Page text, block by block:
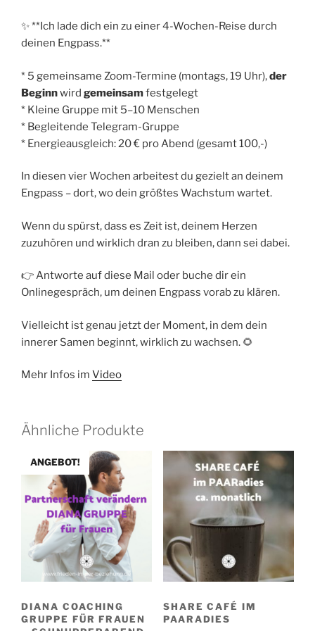
✨ **Ich lade dich ein zu einer 4-Wochen-Reise durch
deinen Engpass.**
* 5 gemeinsame Zoom-Termine (montags, 19 Uhr),der
Beginnwird gemeinsamfestgelegt
* Kleine Gruppe mit 5–10 Menschen
* Begleitende Telegram-Gruppe
* Energieausgleich: 20 € pro Abend (gesamt 100,-)
In diesen vier Wochen arbeitest du gezielt an deinem
Engpass – dort, wo dein größtes Wachstum wartet.
Wenn du spürst, dass es Zeit ist, deinem Herzen
zuzuhören und wirklich dran zu bleiben, dann sei dabei.
👉 Antworte auf diese Mail oder buche dir ein
Onlinegespräch, um deinen Engpass vorab zu klären.
Vielleicht ist genau jetzt der Moment, in dem dein
innerer Samen beginnt, wirklich zu wachsen. 🌻
Mehr Infos im Video
Ähnliche Produkte
ANGEBOT!
DIANA COACHING
GRUPPE FÜR FRAUEN
SHARE CAFÉ IM
PAARADIES